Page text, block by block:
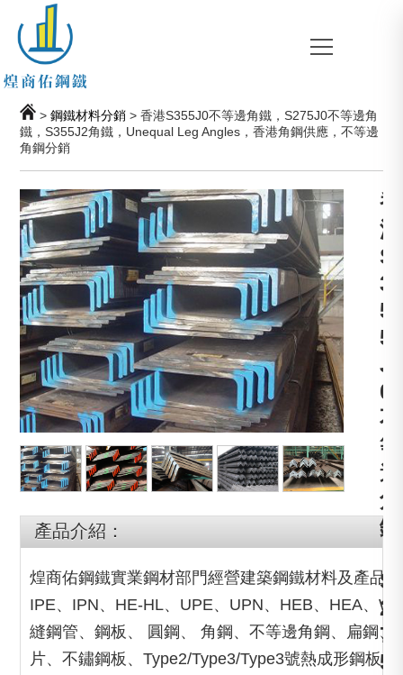
>鋼鐵材料分銷 > 香港S355J0不等邊角鐵，S275J0不等邊角
鐵，S355J2角鐵，Unequal Leg Angles，香港角鋼供應，不等邊
角鋼分銷
香
港
S
3
5
5
J
0
不
等
邊
角
鐵
，
S
2
7
5
產品介紹：
煌商佑鋼鐵實業鋼材部門經營建築鋼鐵材料及產品
IPE、IPN、HE-HL、UPE、UPN、HEB、HEA、
縫鋼管、鋼板、 圓鋼、 角鋼、不等邊角鋼、扁鋼
片、不鏽鋼板、Type2/Type3/Type3號熱成形鋼板